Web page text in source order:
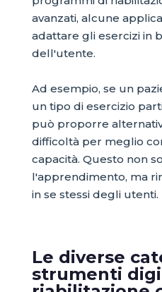
avanzati, alcune
adattare gli esercizi in
dell'utente.
Ad esempio, se un
un tipo di esercizio
può proporre
difficoltà per meglio
capacità. Questo non
l'apprendimento, ma
in se stessi degli utenti.
Le diverse
strumenti